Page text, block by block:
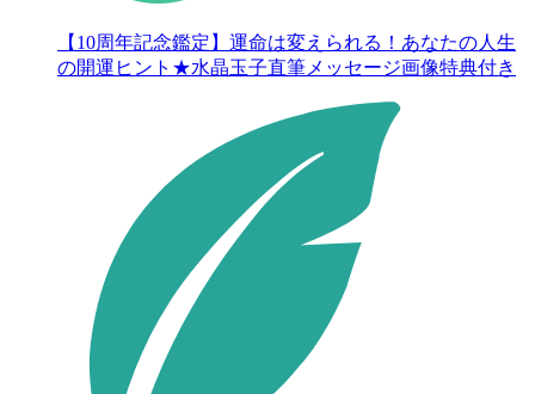
【10周年記念鑑定】運命は変えられる！あなたの人生
の開運ヒント★水晶玉子直筆メッセージ画像特典付き